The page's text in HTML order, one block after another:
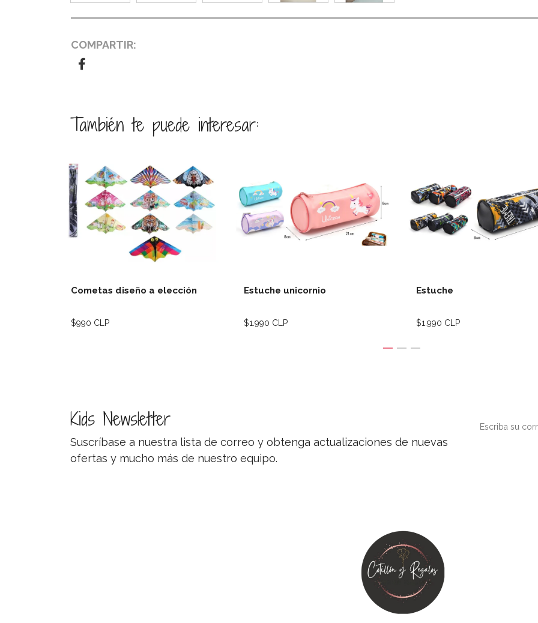
COMPARTIR:
También te puede interesar:
Cometas diseño a elección
Ver detalles
$990 CLP
Estuche unicornio
Ver detalles
$1.990 CLP
Estuche
Ver
$1.990 CLP
Kids Newsletter
Suscríbase a nuestra lista de correo y obtenga actualizaciones de nuevas
ofertas y mucho más de nuestro equipo.